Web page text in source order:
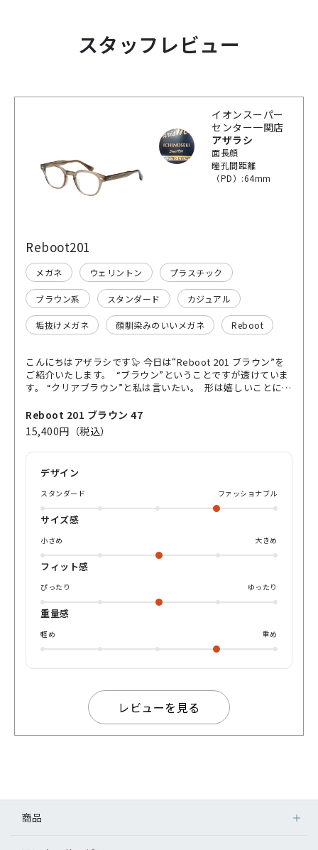
スタッフレビュー
イオンスーパー
センター一関店
アザラシ
面長顔
瞳孔間距離
（PD）:64mm
Reboot201
メガネ ウェリントン プラスチック
ブラウン系 スタンダード カジュアル
垢抜けメガネ 顔馴染みのいいメガネ Reboot
こんにちはアザラシです🦭 今日は“Reboot 201 ブラウン”を
ご紹介いたします。 “ブラウン”ということですが透けていま
す。 “クリアブラウン”と私は言いたい。 形は嬉しいことにス
ラー×落ち着いたクリアブラウン🐿️ そしてセルフレームにし
ては軽くて掛けやすい🪶 流行のクリアカラーは取り入れたい
けどあまりクリア過ぎるのはちょっと…という方に 大人でも
掛けられるクリアフレームがここにあります👓 このフレーム
躍間違いなしです！ (度付きカラーレンズは日にちが掛かる
ので作製は計画的にお願いいたします) 眼鏡のデザインは本
当にちょっとした違いで結構印象が変わります👓 お顔の印象
を決める大事なパーツなので是非当店、またはパリミキオン
ラインショップでこだわりの眼鏡を見つけて下さい🌸 それで
はまた💫
Reboot 201 ブラウン 47
15,400円（税込）
デザイン
スタンダード ファッショナブル
サイズ感
小さめ 大きめ
フィット感
ぴったり ゆったり
重量感
軽め 重め
レビューを見る
商品